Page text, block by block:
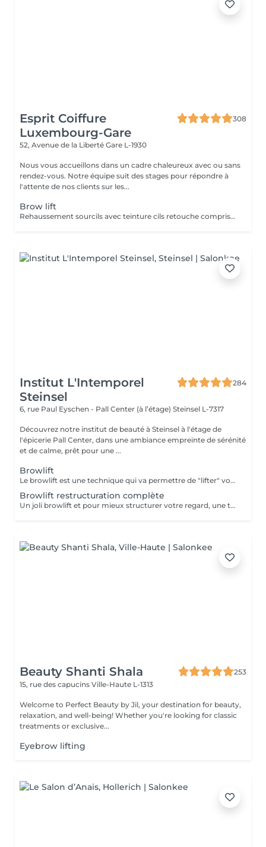
Esprit Coiffure
Luxembourg-Gare
308
52, Avenue de la Liberté Gare L-1930
Nous vous accueillons dans un cadre chaleureux avec ou sans
rendez-vous. Notre équipe suit des stages pour répondre à
l'attente de nos clients sur les...
Brow lift
Rehaussement sourcils avec teinture cils retouche comprise dans le prix
Institut L'Intemporel
Steinsel
284
6, rue Paul Eyschen - Pall Center (à l’étage) Steinsel L-7317
Découvrez notre institut de beauté à Steinsel à l'étage de
l'épicerie Pall Center, dans une ambiance empreinte de sérénité
et de calme, prêt pour une ...
Browlift
Le browlift est une technique qui va permettre de "lifter" votre regard en travaillant sur le positionnement de vos sourcils, la forme et la couleur. Un regard ouvert et pétillant pour 4 à 6 semaines.
Browlift restructuration complète
Un joli browlift et pour mieux structurer votre regard, une teinture appliquée avec exactitude.
Beauty Shanti Shala
253
15, rue des capucins Ville-Haute L-1313
Welcome to Perfect Beauty by Jil, your destination for beauty,
relaxation, and well-being! Whether you're looking for classic
treatments or exclusive...
Eyebrow lifting